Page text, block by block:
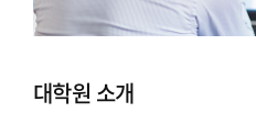
대학원 소개